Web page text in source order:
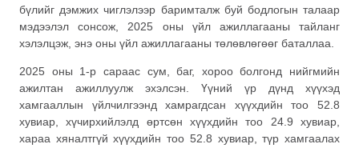
бүлийг дэмжих чиглэлээр баримталж буй бодлогын талаар
мэдээлэл сонсож, 2025 оны үйл ажиллагааны тайланг
хэлэлцэж, энэ оны үйл ажиллагааны төлөвлөгөөг баталлаа.
2025 оны 1-р сараас сум, баг, хороо болгонд нийгмийн
ажилтан ажиллуулж эхэлсэн. Үүний үр дүнд хүүхэд
хамгааллын үйлчилгээнд хамрагдсан хүүхдийн тоо 52.8
хувиар, хүчирхийлэлд өртсөн хүүхдийн тоо 24.9 хувиар,
хараа хяналтгүй хүүхдийн тоо 52.8 хувиар, түр хамгаалах